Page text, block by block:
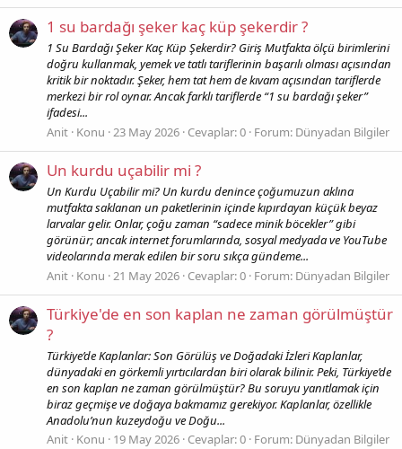
1 su bardağı şeker kaç küp şekerdir ?
1 Su Bardağı Şeker Kaç Küp Şekerdir? Giriş Mutfakta ölçü birimlerini
doğru kullanmak, yemek ve tatlı tariflerinin başarılı olması açısından
kritik bir noktadır. Şeker, hem tat hem de kıvam açısından tariflerde
merkezi bir rol oynar. Ancak farklı tariflerde “1 su bardağı şeker”
ifadesi...
Anit Konu 23 May 2026 Cevaplar: 0 Forum: Dünyadan Bilgiler
Un kurdu uçabilir mi ?
Un Kurdu Uçabilir mi? Un kurdu denince çoğumuzun aklına
mutfakta saklanan un paketlerinin içinde kıpırdayan küçük beyaz
larvalar gelir. Onlar, çoğu zaman “sadece minik böcekler” gibi
görünür; ancak internet forumlarında, sosyal medyada ve YouTube
videolarında merak edilen bir soru sıkça gündeme...
Anit Konu 21 May 2026 Cevaplar: 0 Forum: Dünyadan Bilgiler
Türkiye'de en son kaplan ne zaman görülmüştür
?
Türkiye’de Kaplanlar: Son Görülüş ve Doğadaki İzleri Kaplanlar,
dünyadaki en görkemli yırtıcılardan biri olarak bilinir. Peki, Türkiye’de
en son kaplan ne zaman görülmüştür? Bu soruyu yanıtlamak için
biraz geçmişe ve doğaya bakmamız gerekiyor. Kaplanlar, özellikle
Anadolu’nun kuzeydoğu ve Doğu...
Anit Konu 19 May 2026 Cevaplar: 0 Forum: Dünyadan Bilgiler